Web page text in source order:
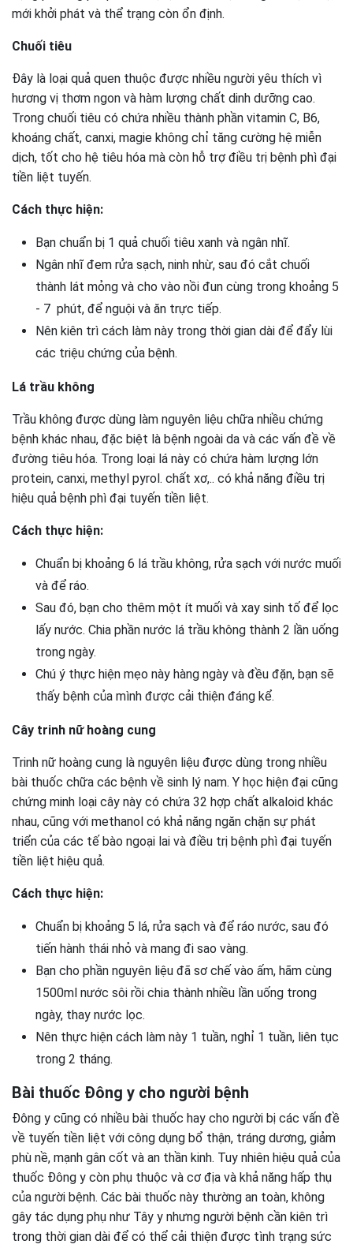
mới khởi phát và thể trạng còn ổn định.
Chuối tiêu
Đây là loại quả quen thuộc được nhiều người yêu thích vì
hương vị thơm ngon và hàm lượng chất dinh dưỡng cao.
Trong chuối tiêu có chứa nhiều thành phần vitamin C, B6,
khoáng chất, canxi, magie không chỉ tăng cường hệ miễn
dịch, tốt cho hệ tiêu hóa mà còn hỗ trợ điều trị bệnh phì đại
tiền liệt tuyến.
Cách thực hiện:
Bạn chuẩn bị 1 quả chuối tiêu xanh và ngân nhĩ.
Ngân nhĩ đem rửa sạch, ninh nhừ, sau đó cắt chuối
thành lát mỏng và cho vào nồi đun cùng trong khoảng 5
- 7 phút, để nguội và ăn trực tiếp.
Nên kiên trì cách làm này trong thời gian dài để đẩy lùi
các triệu chứng của bệnh.
Lá trầu không
Trầu không được dùng làm nguyên liệu chữa nhiều chứng
bệnh khác nhau, đặc biệt là bệnh ngoài da và các vấn đề về
đường tiêu hóa. Trong loại lá này có chứa hàm lượng lớn
protein, canxi, methyl pyrol. chất xơ,.. có khả năng điều trị
hiệu quả bệnh phì đại tuyến tiền liệt.
Cách thực hiện:
Chuẩn bị khoảng 6 lá trầu không, rửa sạch với nước muối
và để ráo.
Sau đó, bạn cho thêm một ít muối và xay sinh tố để lọc
lấy nước. Chia phần nước lá trầu không thành 2 lần uống
trong ngày.
Chú ý thực hiện mẹo này hàng ngày và đều đặn, bạn sẽ
thấy bệnh của mình được cải thiện đáng kể.
Cây trinh nữ hoàng cung
Trinh nữ hoàng cung là nguyên liệu được dùng trong nhiều
bài thuốc chữa các bệnh về sinh lý nam. Y học hiện đại cũng
chứng minh loại cây này có chứa 32 hợp chất alkaloid khác
nhau, cũng với methanol có khả năng ngăn chặn sự phát
triển của các tế bào ngoại lai và điều trị bệnh phì đại tuyến
tiền liệt hiệu quả.
Cách thực hiện:
Chuẩn bị khoảng 5 lá, rửa sạch và để ráo nước, sau đó
tiến hành thái nhỏ và mang đi sao vàng.
Bạn cho phần nguyên liệu đã sơ chế vào ấm, hãm cùng
1500ml nước sôi rồi chia thành nhiều lần uống trong
ngày, thay nước lọc.
Nên thực hiện cách làm này 1 tuần, nghỉ 1 tuần, liên tục
trong 2 tháng.
Bài thuốc Đông y cho người bệnh
Đông y cũng có nhiều bài thuốc hay cho người bị các vấn đề
về tuyến tiền liệt với công dụng bổ thận, tráng dương, giảm
phù nề, mạnh gân cốt và an thần kinh. Tuy nhiên hiệu quả của
thuốc Đông y còn phụ thuộc và cơ địa và khả năng hấp thụ
của người bệnh. Các bài thuốc này thường an toàn, không
gây tác dụng phụ như Tây y nhưng người bệnh cần kiên trì
trong thời gian dài để có thể cải thiện được tình trạng sức